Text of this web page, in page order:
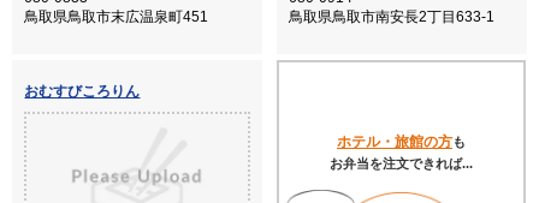
鳥取県鳥取市末広温泉町451
鳥取県鳥取市南安長2丁目633-1
おむすびころりん
ホテル・旅館の方も
お弁当を注文できれば...